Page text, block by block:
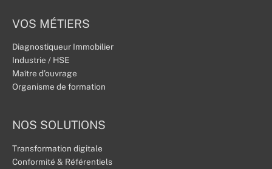
VOS MÉTIERS
Diagnostiqueur Immobilier
Industrie / HSE
Maître d’ouvrage
Organisme de formation
NOS SOLUTIONS
Transformation digitale
Conformité & Référentiels